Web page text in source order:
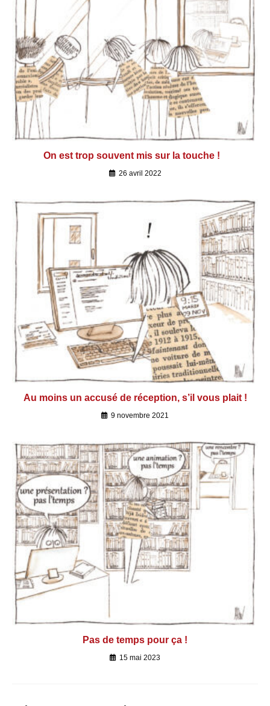
On est trop souvent mis sur la touche !
26 avril 2022
Au moins un accusé de réception, s’il vous plait !
9 novembre 2021
Pas de temps pour ça !
15 mai 2023